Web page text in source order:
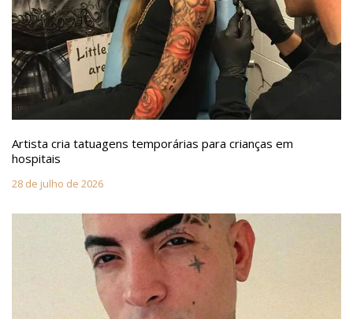
Artista cria tatuagens temporárias para crianças em
hospitais
28 de julho de 2026